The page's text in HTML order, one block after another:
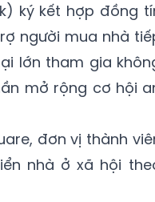
ký kết hợp đồng
người mua nhà
lớn tham gia
mở rộng cơ hội
đơn vị thành
nhà ở xã hội